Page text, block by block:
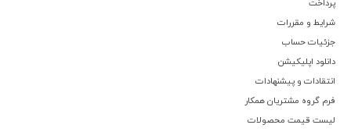
پرداخت
شرایط و مقررات
جزئیات حساب
دانلود اپلیکیشن
انتقادات و پیشنهادات
فرم گروه مشتریان همکار
لیست قیمت محصولات